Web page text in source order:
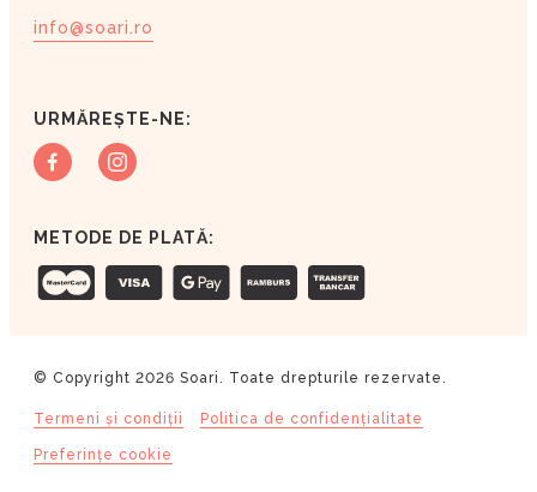
info@soari.ro
URMĂREȘTE-NE:
METODE DE PLATĂ:
© Copyright 2026 Soari. Toate drepturile rezervate.
Termeni și condiții Politica de confidențialitate
Preferințe cookie